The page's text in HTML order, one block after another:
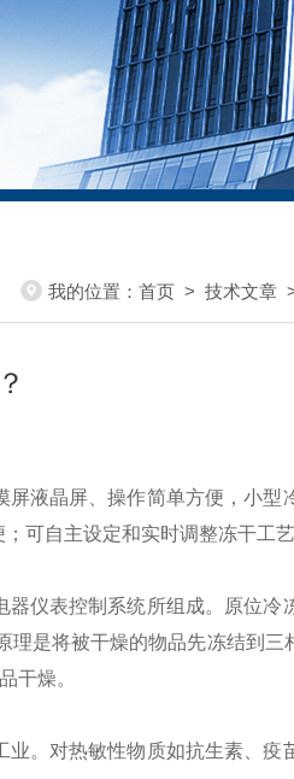
我的位置： 首页 > 技术文章
液晶屏、操作简单方便，小
可自主设定和实时调整冻干工
表控制系统所组成。原位冷
是将被干燥的物品先冻结到
干燥。
对热敏性物质如抗生素、疫